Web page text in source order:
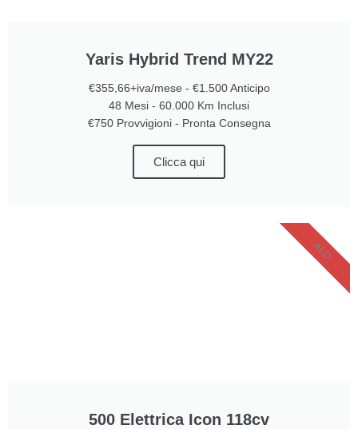
Yaris Hybrid Trend MY22
€355,66+iva/mese - €1.500 Anticipo
48 Mesi - 60.000 Km Inclusi
€750 Provvigioni - Pronta Consegna
Clicca qui
500 Elettrica Icon 118cv
ALD